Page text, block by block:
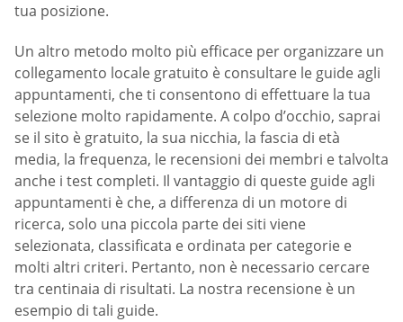
tua posizione.
Un altro metodo molto più efficace per organizzare un
collegamento locale gratuito è consultare le guide agli
appuntamenti, che ti consentono di effettuare la tua
selezione molto rapidamente. A colpo d’occhio, saprai
se il sito è gratuito, la sua nicchia, la fascia di età
media, la frequenza, le recensioni dei membri e talvolta
anche i test completi. Il vantaggio di queste guide agli
appuntamenti è che, a differenza di un motore di
ricerca, solo una piccola parte dei siti viene
selezionata, classificata e ordinata per categorie e
molti altri criteri. Pertanto, non è necessario cercare
tra centinaia di risultati. La nostra recensione è un
esempio di tali guide.